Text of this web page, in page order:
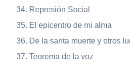
Represión Social
El epicentro de mi alma
De la santa muerte y otros
Teorema de la voz